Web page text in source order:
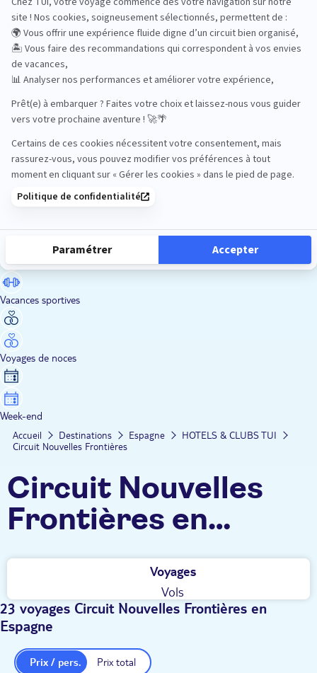
Road Trips
Safari
Sénior
Vacances sportives
Voyages de noces
Week-end
Accueil Destinations Espagne
HOTELS & CLUBS TUI
Circuit Nouvelles Frontières
Circuit Nouvelles
Frontières en
Espagne
Voyages
Vols
23 voyages Circuit Nouvelles Frontières en
Espagne
Prix total
Prix / pers.